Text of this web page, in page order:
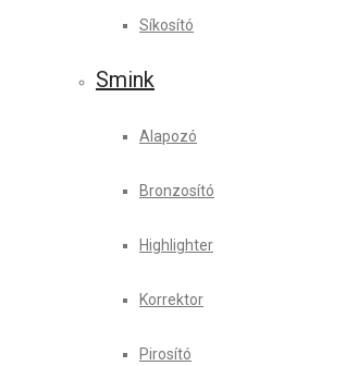
Síkosító
Smink
Alapozó
Bronzosító
Highlighter
Korrektor
Pirosító